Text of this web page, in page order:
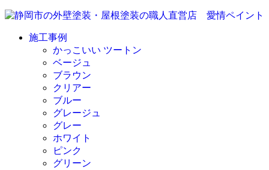
施工事例
かっこいい ツートン
ベージュ
ブラウン
クリアー
ブルー
グレージュ
グレー
ホワイト
ピンク
グリーン